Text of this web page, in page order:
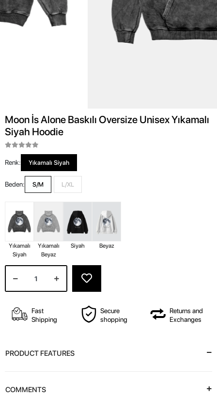
Moon İs Alone Baskılı Oversize Unisex Yıkamalı
Siyah Hoodie
Renk: Yıkamalı Siyah
Beden: S/M L/XL
Yıkamalı
Siyah
Yıkamalı
Beyaz
Siyah Beyaz
Fast
Shipping
Secure
shopping
Returns and
Exchanges
PRODUCT FEATURES
COMMENTS